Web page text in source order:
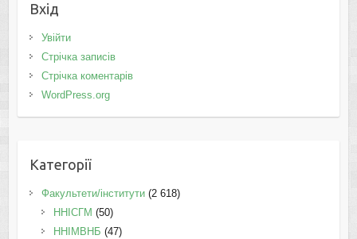
Вхід
Увійти
Стрічка записів
Стрічка коментарів
WordPress.org
Категорії
Факультети/інститути(2 618)
ННІСГМ (50)
ННІМВНБ (47)